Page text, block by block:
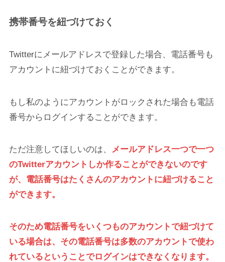
携帯番号を紐づけておく
Twitterにメールアドレスで登録した場合、電話番号も
アカウントに紐づけておくことができます。
もし私のようにアカウントがロックされた場合も電話
番号からログインすることができます。
ただ注意してほしいのは、
メールアドレス一つで一つ
のTwitterアカウントしか作ることができないのです
が、電話番号はたくさんのアカウントに紐づけること
ができます。
そのため電話番号をいくつものアカウントで紐づけて
いる場合は、その電話番号は多数のアカウントで使わ
れているということでログインはできなくなります。